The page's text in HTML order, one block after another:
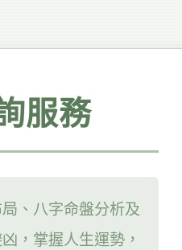
服務
、八字命盤分析及
，掌握人生運勢，